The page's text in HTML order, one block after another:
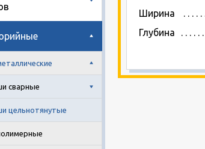
сварные
цельнотянутые
Ширина
Глубина